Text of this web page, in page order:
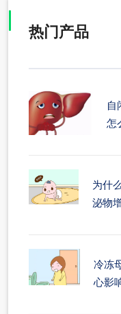
热门产品
自
怎
为什
泌物
冷冻
心影